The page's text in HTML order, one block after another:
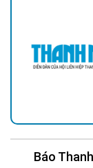
Báo